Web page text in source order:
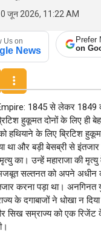
जून 2026, 11:22 AM
Us on
News
Prefer
on
1845 से लेकर 1849
हुकूमत दोनों के लिए ही
हथियाने के लिए ब्रिटिश
था और बड़ी बेसब्री से इंतजार
का। उन्हें महाराजा की
सल्तनत को अपने
करना पड़ा था। अनगिनत
के दगाबाजों ने धोखा न दिया
सिख सम्राज्य को एक रिजेंट